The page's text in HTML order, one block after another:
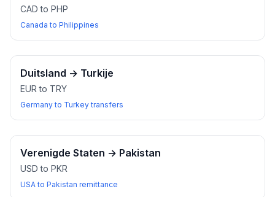
CAD to PHP
Canada to Philippines
Duitsland → Turkije
EUR to TRY
Germany to Turkey transfers
Verenigde Staten → Pakistan
USD to PKR
USA to Pakistan remittance